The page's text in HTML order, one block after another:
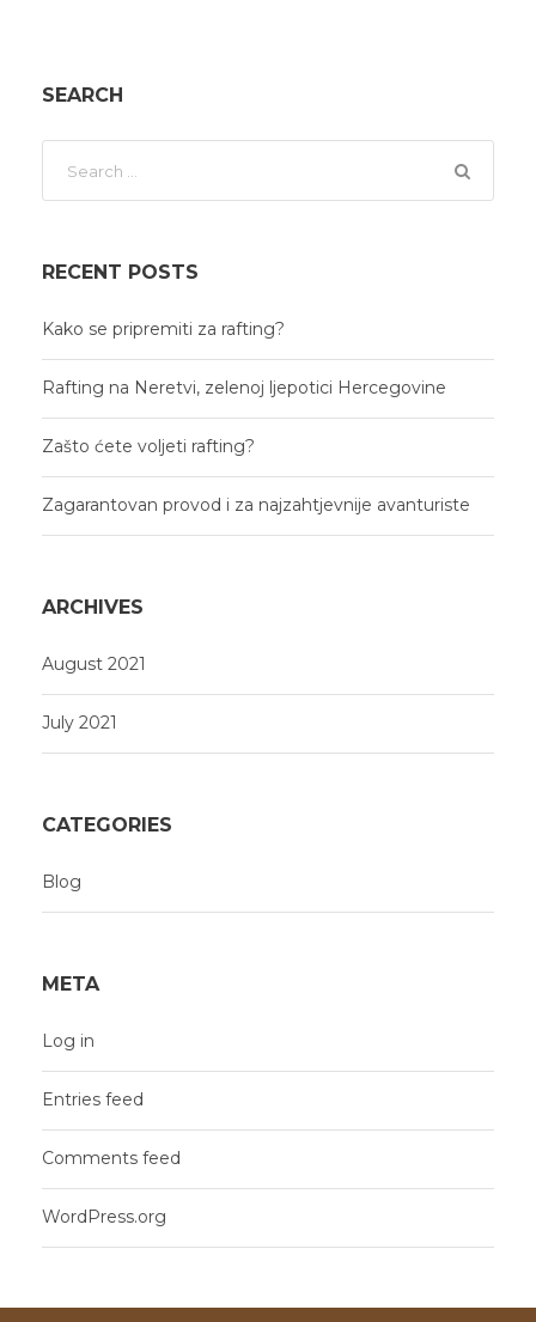
SEARCH
RECENT POSTS
Kako se pripremiti za rafting?
Rafting na Neretvi, zelenoj ljepotici Hercegovine
Zašto ćete voljeti rafting?
Zagarantovan provod i za najzahtjevnije avanturiste
ARCHIVES
August 2021
July 2021
CATEGORIES
Blog
META
Log in
Entries feed
Comments feed
WordPress.org